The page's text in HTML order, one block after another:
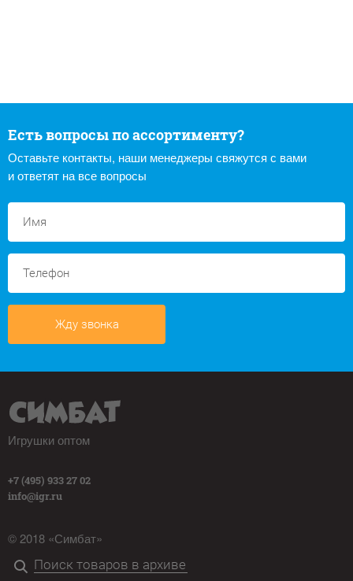
Есть вопросы по ассортименту?
Оставьте контакты, наши менеджеры свяжутся с вами
и ответят на все вопросы
Жду звонка
Игрушки оптом
+7 (495) 933 27 02
info@igr.ru
© 2018 «Симбат»